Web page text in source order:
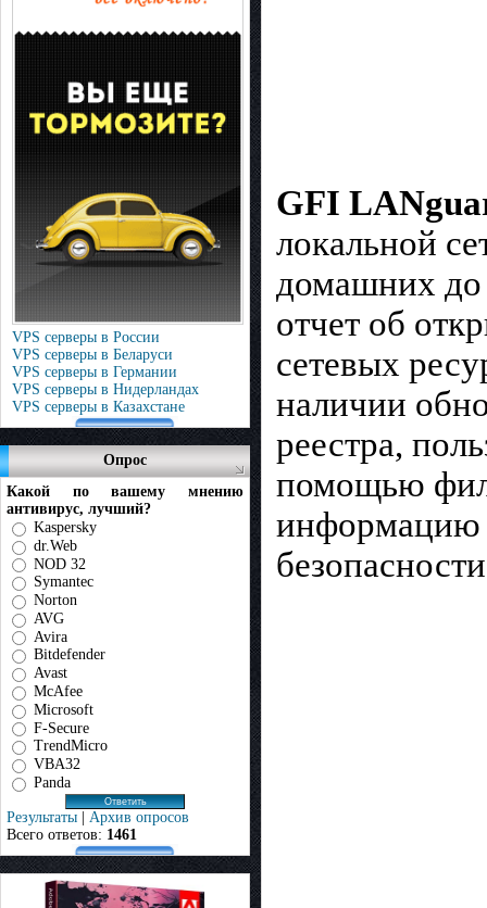
VPS серверы в России
VPS серверы в Беларуси
VPS серверы в Германии
VPS серверы в Нидерландах
VPS серверы в Казахстане
Опрос
Какой по вашему мнению
антивирус, лучший?
Kaspersky
dr.Web
NOD 32
Symantec
Norton
AVG
Avira
Bitdefender
Avast
McAfee
Microsoft
F-Secure
TrendMicro
VBA32
Panda
Результаты | Архив опросов
Всего ответов: 1461
GFI
локальной
домашних до
отчет об
сетевых
наличии
реестра,
помощью
информацию